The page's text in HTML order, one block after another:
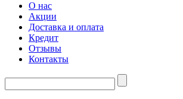
О нас
Акции
Доставка и оплата
Кредит
Отзывы
Контакты